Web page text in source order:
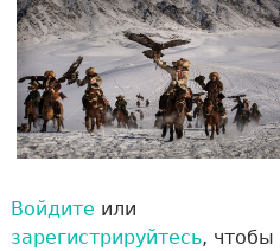
Войдите или
зарегистрируйтесь, чтобы